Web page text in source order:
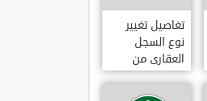
تغاصيل تغيير
نوع السجل
العقارى من
تجارى إلى
سكنى فى